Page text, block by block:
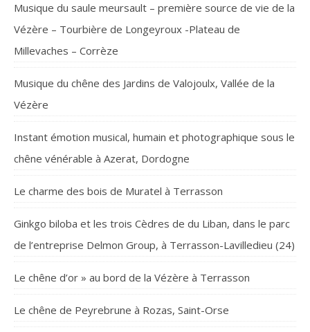
Musique du saule meursault – première source de vie de la
Vézère – Tourbière de Longeyroux -Plateau de
Millevaches – Corrèze
Musique du chêne des Jardins de Valojoulx, Vallée de la
Vézère
Instant émotion musical, humain et photographique sous le
chêne vénérable à Azerat, Dordogne
Le charme des bois de Muratel à Terrasson
Ginkgo biloba et les trois Cèdres de du Liban, dans le parc
de l’entreprise Delmon Group, à Terrasson-Lavilledieu (24)
Le chêne d’or » au bord de la Vézère à Terrasson
Le chêne de Peyrebrune à Rozas, Saint-Orse